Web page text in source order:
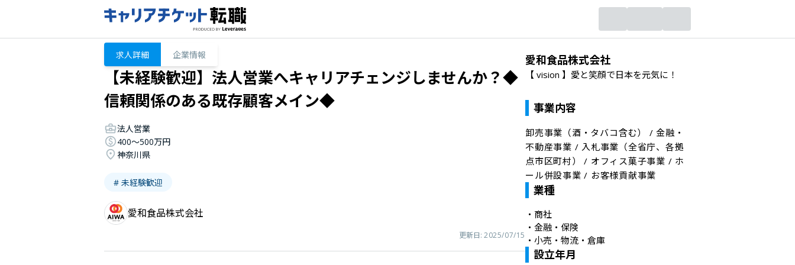
求人詳細 企業情報
【未経験歓迎】法人営業へキャリアチェンジしませんか？◆
信頼関係のある既存顧客メイン◆
法人営業
400〜500万円
神奈川県
# 未経験歓迎
愛和食品株式会社
更新日: 2025/07/15
愛和食品株式会社
【 vision 】愛と笑顔で日本を元気に！
事業内容
卸売事業（酒・タバコ含む） / 金融・
不動産事業 / 入札事業（全省庁、各拠
点市区町村） / オフィス菓子事業 / ホ
ール併設事業 / お客様貢献事業
業種
・ 商社
・ 金融・保険
・ 小売・物流・倉庫
設立年月